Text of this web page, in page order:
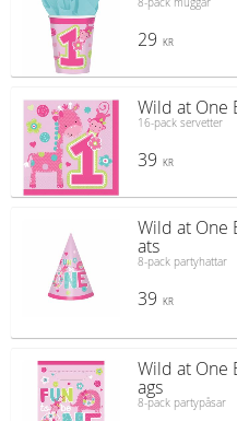
8-pack muggar
29 KR
Wild at One
16-pack servetter
39 KR
Wild at One
ats
8-pack partyhattar
39 KR
Wild at One
ags
8-pack partypåsar